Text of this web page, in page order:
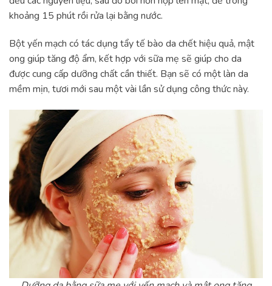
khoảng 15 phút rồi rửa lại bằng nước.
Bột yến mạch có tác dụng tẩy tế bào da chết hiệu quả, mật
ong giúp tăng độ ẩm, kết hợp với sữa mẹ sẽ giúp cho da
được cung cấp dưỡng chất cần thiết. Bạn sẽ có một làn da
mềm mịn, tươi mới sau một vài lần sử dụng công thức này.